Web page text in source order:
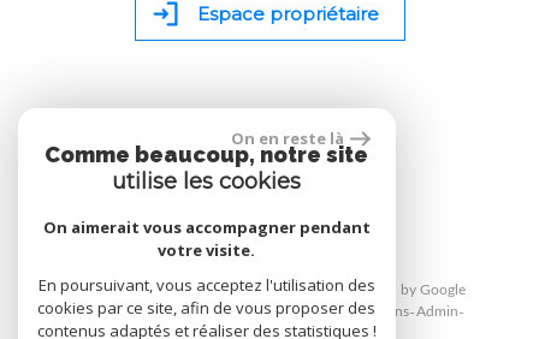
Espace propriétaire
site réalisé par
© 2026 | Tous droits réservés | Traduction powered by Google
Plan du site Mentions légales Nos honoraires Liens Admin
Toutes nos annonces
On en reste là
Comme beaucoup, notre site
utilise les cookies
On aimerait vous accompagner pendant
votre visite.
En poursuivant, vous acceptez l'utilisation des
cookies par ce site, afin de vous proposer des
contenus adaptés et réaliser des statistiques !